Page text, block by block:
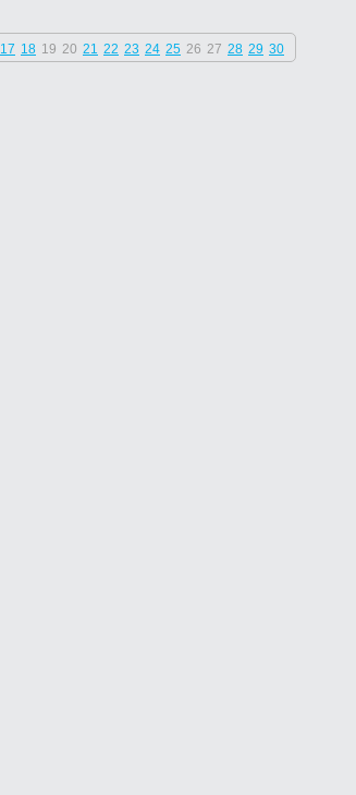
17 18 19 20 21 22 23 24 25 26 27 28 29 30